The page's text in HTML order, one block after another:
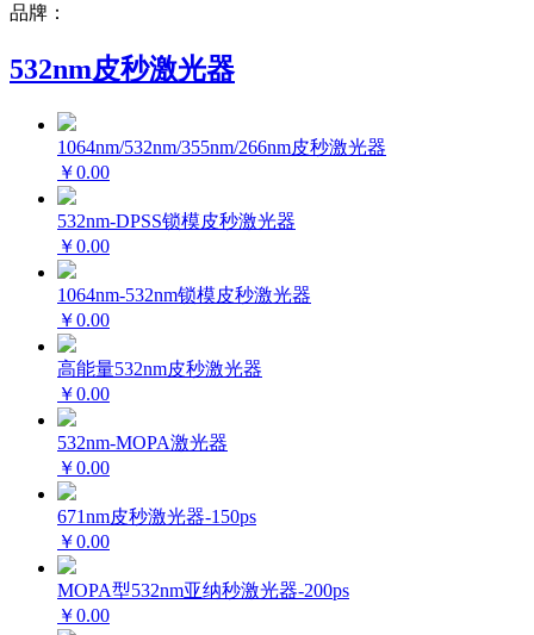
品牌：
532nm皮秒激光器
1064nm/532nm/355nm/266nm皮秒激光器
￥0.00
532nm-DPSS锁模皮秒激光器
￥0.00
1064nm-532nm锁模皮秒激光器
￥0.00
高能量532nm皮秒激光器
￥0.00
532nm-MOPA激光器
￥0.00
671nm皮秒激光器-150ps
￥0.00
MOPA型532nm亚纳秒激光器-200ps
￥0.00